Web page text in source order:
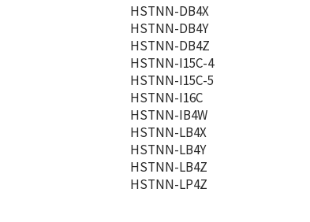
HSTNN-DB4X
HSTNN-DB4Y
HSTNN-DB4Z
HSTNN-I15C-4
HSTNN-I15C-5
HSTNN-I16C
HSTNN-IB4W
HSTNN-LB4X
HSTNN-LB4Y
HSTNN-LB4Z
HSTNN-LP4Z